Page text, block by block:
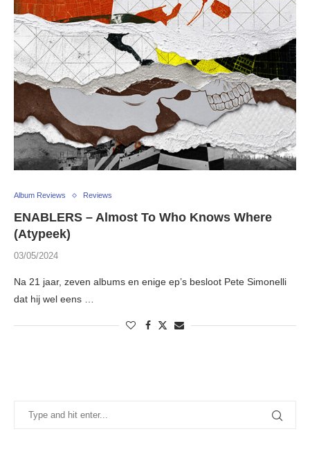
Album Reviews Reviews
ENABLERS – Almost To Who Knows Where
(Atypeek)
03/05/2024
Na 21 jaar, zeven albums en enige ep’s besloot Pete Simonelli
dat hij wel eens …